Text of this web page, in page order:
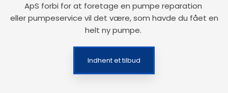
ApS forbi for at foretage en pumpe reparation
eller pumpeservice vil det være, som havde du fået en
helt ny pumpe.
Indhent et tilbud